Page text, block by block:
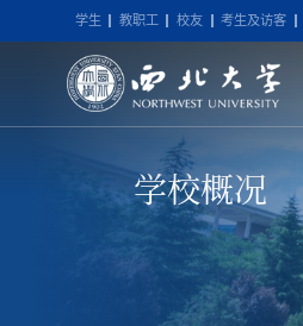
学生 教职工 校友 考生及访客
学校概况